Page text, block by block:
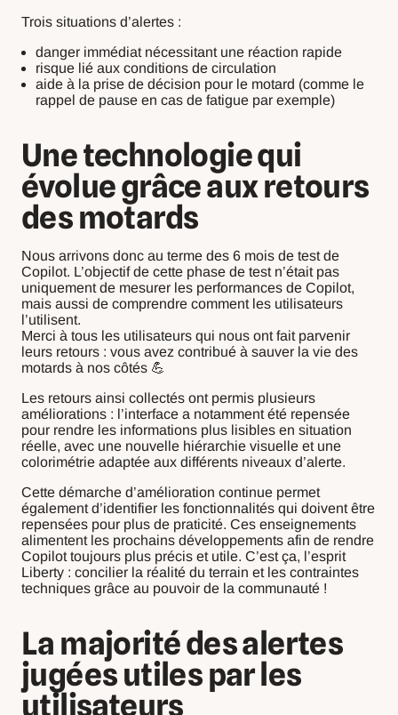
Trois situations d’alertes :
danger immédiat nécessitant une réaction rapide
risque lié aux conditions de circulation
aide à la prise de décision pour le motard (comme le
rappel de pause en cas de fatigue par exemple)
Une technologie qui
évolue grâce aux retours
des motards
Nous arrivons donc au terme des 6 mois de test de
Copilot. L’objectif de cette phase de test n’était pas
uniquement de mesurer les performances de Copilot,
mais aussi de comprendre comment les utilisateurs
l’utilisent.
Merci à tous les utilisateurs qui nous ont fait parvenir
leurs retours : vous avez contribué à sauver la vie des
motards à nos côtés 💪
Les retours ainsi collectés ont permis plusieurs
améliorations : l’interface a notamment été repensée
pour rendre les informations plus lisibles en situation
réelle, avec une nouvelle hiérarchie visuelle et une
colorimétrie adaptée aux différents niveaux d’alerte.
Cette démarche d’amélioration continue permet
également d’identifier les fonctionnalités qui doivent être
repensées pour plus de praticité. Ces enseignements
alimentent les prochains développements afin de rendre
Copilot toujours plus précis et utile. C’est ça, l’esprit
Liberty : concilier la réalité du terrain et les contraintes
techniques grâce au pouvoir de la communauté !
La majorité des alertes
jugées utiles par les
utilisateurs